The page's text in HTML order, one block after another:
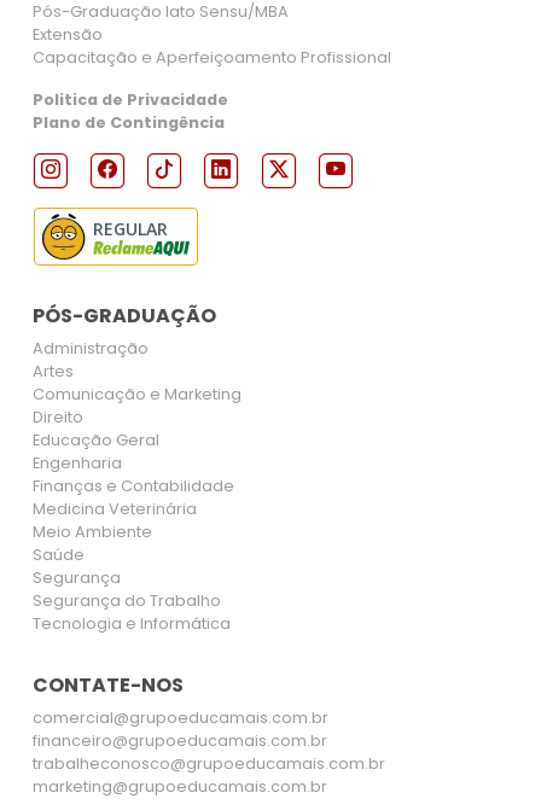
Pós-Graduação lato Sensu/MBA
Extensão
Capacitação e Aperfeiçoamento Profissional
Politica de Privacidade
Plano de Contingência
REGULAR
PÓS-GRADUAÇÃO
Administração
Artes
Comunicação e Marketing
Direito
Educação Geral
Engenharia
Finanças e Contabilidade
Medicina Veterinária
Meio Ambiente
Saúde
Segurança
Segurança do Trabalho
Tecnologia e Informática
CONTATE-NOS
comercial@grupoeducamais.com.br
financeiro@grupoeducamais.com.br
trabalheconosco@grupoeducamais.com.br
marketing@grupoeducamais.com.br